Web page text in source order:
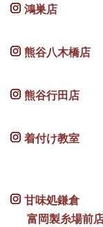
鴻巣店
熊谷八木橋店
熊谷行田店
着付け教室
甘味処鎌倉
富岡製糸場前